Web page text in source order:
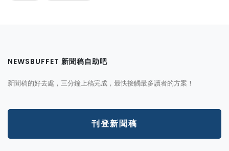
NEWSBUFFET 新聞稿自助吧
新聞稿的好去處，三分鐘上稿完成，最快接觸最多讀者的方案！
刊登新聞稿